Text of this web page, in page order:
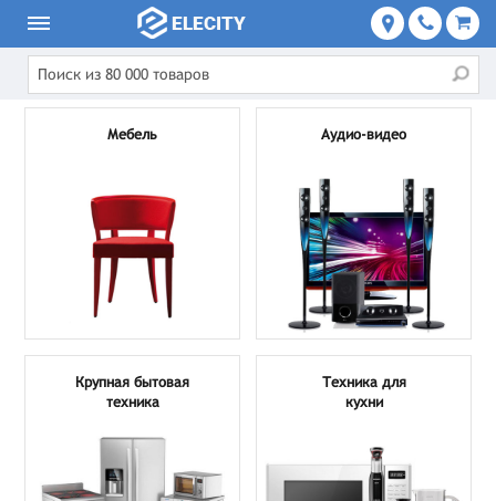
Мебель Аудио-видео
Крупная бытовая
техника
Техника для
кухни